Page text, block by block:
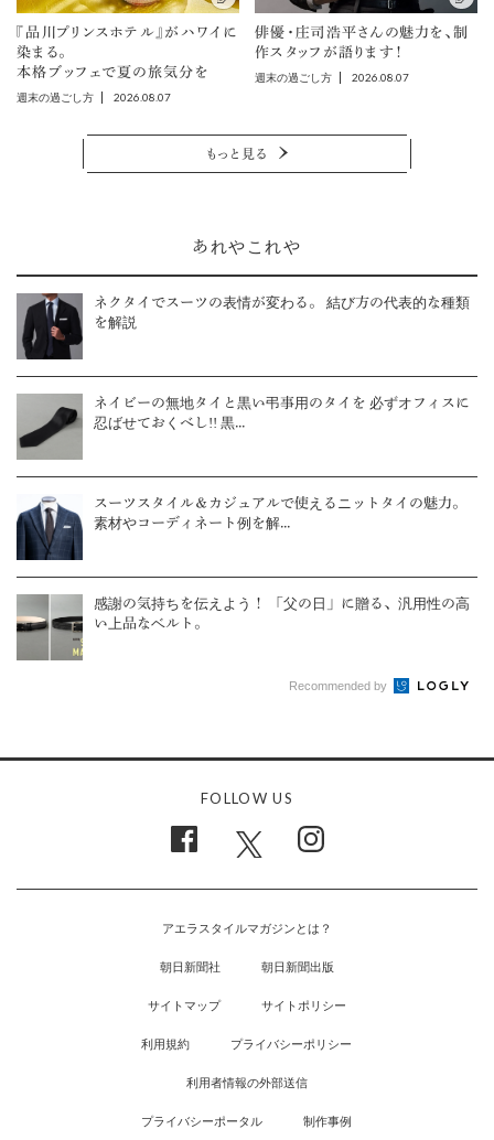
『品川プリンスホテル』がハワイに
染まる。
本格ブッフェで夏の旅気分を
週末の過ごし方 2026.08.07
俳優・庄司浩平さんの魅力を、制
作スタッフが語ります！
週末の過ごし方 2026.08.07
もっと見る
あれやこれや
ネクタイでスーツの表情が変わる。 結び方の代表的な種類
を解説
ネイビーの無地タイと黒い弔事用のタイを 必ずオフィスに
忍ばせておくべし!! 黒...
スーツスタイル＆カジュアルで使えるニットタイの魅力。
素材やコーディネート例を解...
感謝の気持ちを伝えよう！ 「父の日」に贈る、汎用性の高
い上品なベルト。
Recommended by
FOLLOW US
アエラスタイルマガジンとは？
朝日新聞社 朝日新聞出版
サイトマップ サイトポリシー
利用規約 プライバシーポリシー
利用者情報の外部送信
プライバシーポータル 制作事例